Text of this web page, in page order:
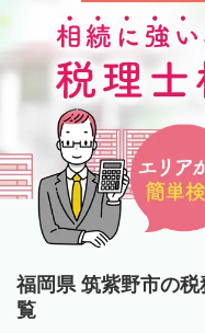
福岡県 筑紫野市の
覧